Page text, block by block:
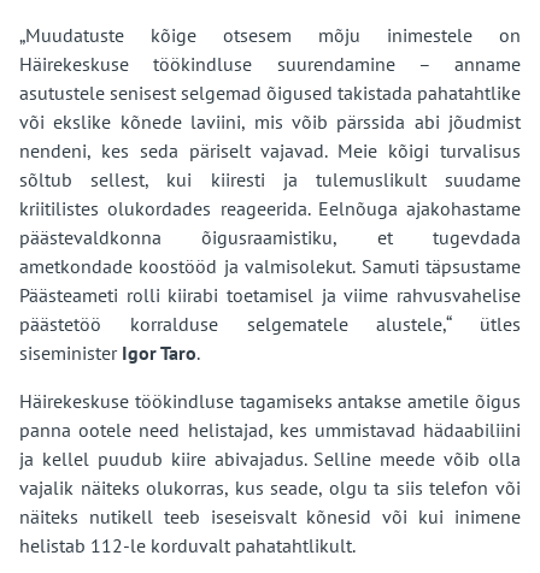
„Muudatuste kõige otsesem mõju inimestele on
Häirekeskuse töökindluse suurendamine – anname
asutustele senisest selgemad õigused takistada pahatahtlike
või ekslike kõnede laviini, mis võib pärssida abi jõudmist
nendeni, kes seda päriselt vajavad. Meie kõigi turvalisus
sõltub sellest, kui kiiresti ja tulemuslikult suudame
kriitilistes olukordades reageerida. Eelnõuga ajakohastame
päästevaldkonna õigusraamistiku, et tugevdada
ametkondade koostööd ja valmisolekut. Samuti täpsustame
Päästeameti rolli kiirabi toetamisel ja viime rahvusvahelise
päästetöö korralduse selgematele alustele,“ ütles
siseminister Igor Taro.
Häirekeskuse töökindluse tagamiseks antakse ametile õigus
panna ootele need helistajad, kes ummistavad hädaabiliini
ja kellel puudub kiire abivajadus. Selline meede võib olla
vajalik näiteks olukorras, kus seade, olgu ta siis telefon või
näiteks nutikell teeb iseseisvalt kõnesid või kui inimene
helistab 112-le korduvalt pahatahtlikult.